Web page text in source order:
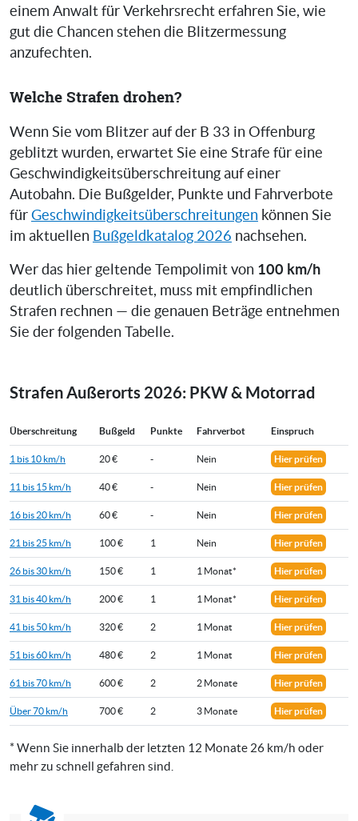
einem Anwalt für Verkehrsrecht erfahren Sie, wie
gut die Chancen stehen die Blitzermessung
anzufechten.
Welche Strafen drohen?
Wenn Sie vom Blitzer auf der B 33 in Offenburg
geblitzt wurden, erwartet Sie eine Strafe für eine
Geschwindigkeitsüberschreitung auf einer
Autobahn. Die Bußgelder, Punkte und Fahrverbote
für Geschwindigkeitsüberschreitungen können Sie
im aktuellen Bußgeldkatalog 2026 nachsehen.
Wer das hier geltende Tempolimit von 100 km/h
deutlich überschreitet, muss mit empfindlichen
Strafen rechnen — die genauen Beträge entnehmen
Sie der folgenden Tabelle.
Strafen Außerorts 2026: PKW & Motorrad
Überschreitung Bußgeld Punkte Fahrverbot Einspruch
1 bis 10 km/h 20 € - Nein Hier prüfen
11 bis 15 km/h 40 € - Nein Hier prüfen
16 bis 20 km/h 60 € - Nein Hier prüfen
21 bis 25 km/h 100 € 1 Nein Hier prüfen
26 bis 30 km/h 150 € 1 1 Monat* Hier prüfen
31 bis 40 km/h 200 € 1 1 Monat* Hier prüfen
41 bis 50 km/h 320 € 2 1 Monat Hier prüfen
51 bis 60 km/h 480 € 2 1 Monat Hier prüfen
61 bis 70 km/h 600 € 2 2 Monate Hier prüfen
Über 70 km/h 700 € 2 3 Monate Hier prüfen
* Wenn Sie innerhalb der letzten 12 Monate 26 km/h oder
mehr zu schnell gefahren sind.